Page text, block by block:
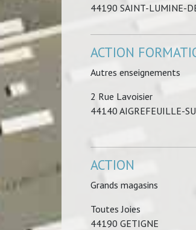
44190 SAINT-LUMINE-
ACTION
Autres enseignements
2 Rue Lavoisier
44140 AIGREFEUILLE-
ACTION
Grands magasins
Toutes Joies
44190 GETIGNE